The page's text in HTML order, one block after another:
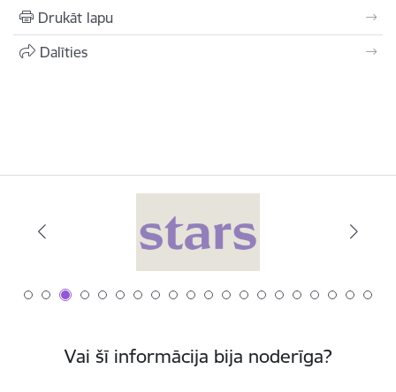
Drukāt lapu
Dalīties
Vai šī informācija bija noderīga?